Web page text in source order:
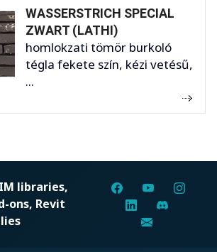
WASSERSTRICH SPECIAL
ZWART (LATHI)
homlokzati tömör burkoló
tégla fekete szín, kézi vetésű,
...
libraries,
ons, Revit